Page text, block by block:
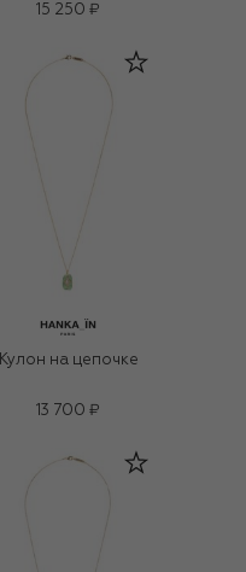
15 250 ₽
Кулон на цепочке
13 700 ₽